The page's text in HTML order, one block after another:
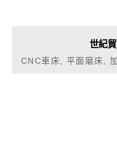
世紀
CNC車床, 平面磨床,